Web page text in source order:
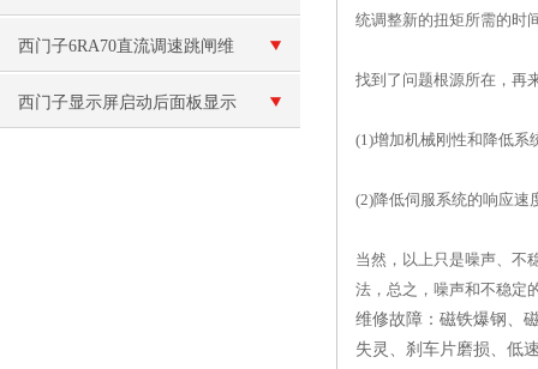
修理
西门子6RA70直流调速跳闸维
修
西门子显示屏启动后面板显示
统调整新的扭矩所需的时
找到了问题根源所在，再
(1)增加机械刚性和降低系
(2)降低伺服系统的响应速
当然，以上只是噪声、不
法，总之，噪声和不稳定
维修故障：磁铁爆钢、
失灵、刹车片磨损、低